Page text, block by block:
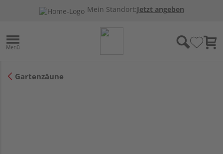
Mein Standort:Jetzt angeben
Gartenzäune